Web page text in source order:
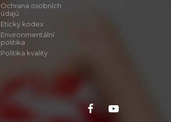
Ochrana osobních
údajů
Etický kodex
Environmentální
politika
Politika kvality